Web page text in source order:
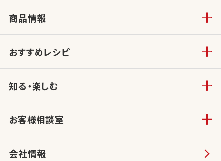
商品情報
おすすめレシピ
知る・楽しむ
お客様相談室
会社情報